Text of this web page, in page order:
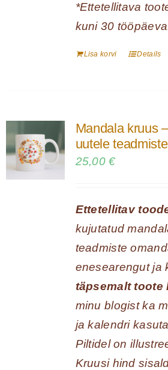
*Ettetellitava
kuni 30
Lisa korvi Details
Mandala kruus
uutele
25,00€
Ettetellitav
kujutatud
teadmiste
enesearengut ja
täpsemalt
minu blogist ka
ja kalendri
Piltidel on
Kruusi hind